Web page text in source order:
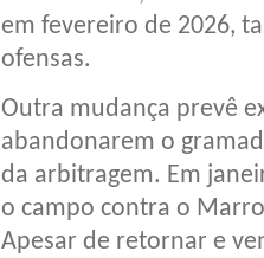
em fevereiro de 2026,
ofensas.
Outra mudança prevê
abandonarem o
da arbitragem. Em
o campo contra o
Apesar de retornar e